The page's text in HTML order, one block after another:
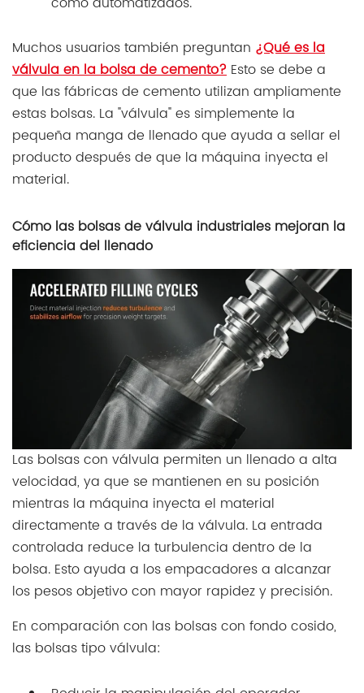
Muchos usuarios también preguntan ¿Qué es la
válvula en la bolsa de cemento? Esto se debe a
que las fábricas de cemento utilizan ampliamente
estas bolsas. La "válvula" es simplemente la
pequeña manga de llenado que ayuda a sellar el
producto después de que la máquina inyecta el
material.
Cómo las bolsas de válvula industriales mejoran la
eficiencia del llenado
Las bolsas con válvula permiten un llenado a alta
velocidad, ya que se mantienen en su posición
mientras la máquina inyecta el material
directamente a través de la válvula. La entrada
controlada reduce la turbulencia dentro de la
bolsa. Esto ayuda a los empacadores a alcanzar
los pesos objetivo con mayor rapidez y precisión.
En comparación con las bolsas con fondo cosido,
las bolsas tipo válvula: